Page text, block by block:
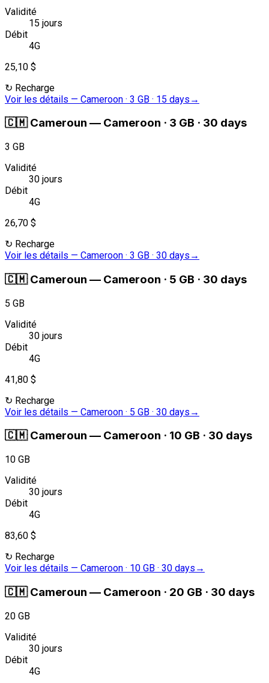
Validité
15 jours
Débit
4G
25,10 $
↻ Recharge
Voir les détails — Cameroon · 3 GB · 15 days →
🇨🇲 Cameroun — Cameroon · 3 GB · 30 days
3 GB
Validité
30 jours
Débit
4G
26,70 $
↻ Recharge
Voir les détails — Cameroon · 3 GB · 30 days →
🇨🇲 Cameroun — Cameroon · 5 GB · 30 days
5 GB
Validité
30 jours
Débit
4G
41,80 $
↻ Recharge
Voir les détails — Cameroon · 5 GB · 30 days →
🇨🇲 Cameroun — Cameroon · 10 GB · 30 days
10 GB
Validité
30 jours
Débit
4G
83,60 $
↻ Recharge
Voir les détails — Cameroon · 10 GB · 30 days →
🇨🇲 Cameroun — Cameroon · 20 GB · 30 days
20 GB
Validité
30 jours
Débit
4G